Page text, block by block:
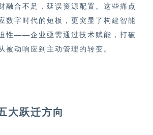
融合不足，延误资源配置。这些痛点
数字时代的短板，更突显了构建智能
性——企业亟需通过技术赋能，打破
被动响应到主动管理的转变。
大跃迁方向